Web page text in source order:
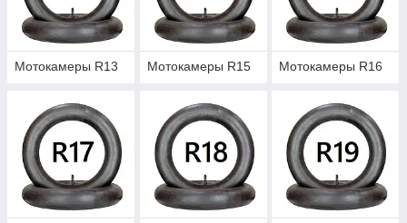
Мотокамеры R13 Мотокамеры R15 Мотокамеры R16